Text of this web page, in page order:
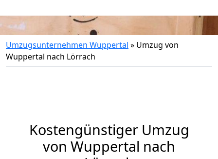
Umzugsunternehmen Wuppertal » Umzug von
Wuppertal nach Lörrach
Kostengünstiger Umzug
von Wuppertal nach